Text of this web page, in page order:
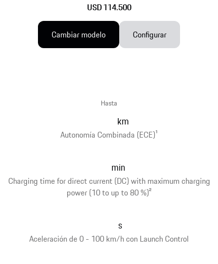
USD 114.500
Cambiar modelo Configurar
Autonomía Combinada (ECE)1
Hasta
km
Charging time for direct current (DC) with maximum charging
power (10 to up to 80 %)2
min
Aceleración de 0 - 100 km/h con Launch Control
s